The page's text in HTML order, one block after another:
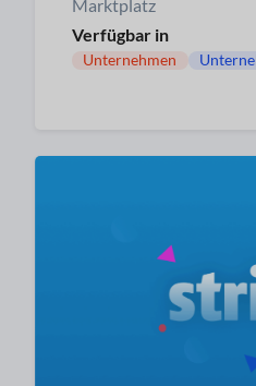
Marktplatz
Verfügbar in
Unternehmen